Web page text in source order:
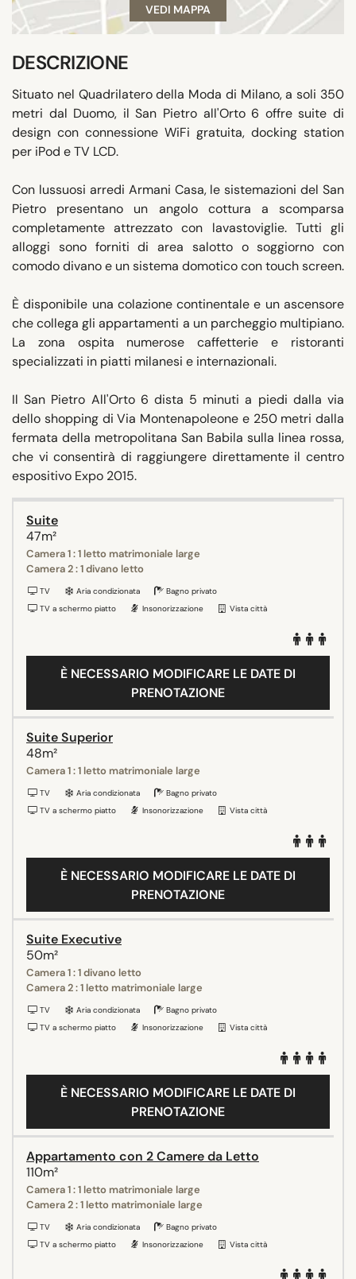
VEDI MAPPA
DESCRIZIONE
Situato nel Quadrilatero della Moda di Milano, a soli 350
metri dal Duomo, il San Pietro all'Orto 6 offre suite di
design con connessione WiFi gratuita, docking station
per iPod e TV LCD.
Con lussuosi arredi Armani Casa, le sistemazioni del San
Pietro presentano un angolo cottura a scomparsa
completamente attrezzato con lavastoviglie. Tutti gli
alloggi sono forniti di area salotto o soggiorno con
comodo divano e un sistema domotico con touch screen.
È disponibile una colazione continentale e un ascensore
che collega gli appartamenti a un parcheggio multipiano.
La zona ospita numerose caffetterie e ristoranti
specializzati in piatti milanesi e internazionali.
Il San Pietro All'Orto 6 dista 5 minuti a piedi dalla via
dello shopping di Via Montenapoleone e 250 metri dalla
fermata della metropolitana San Babila sulla linea rossa,
che vi consentirà di raggiungere direttamente il centro
espositivo Expo 2015.
Suite
47m²
Camera 1 : 1 letto matrimoniale large
Camera 2 : 1 divano letto
TV Aria condizionata
Bagno privato
TV a schermo piatto
Insonorizzazione Vista città
È NECESSARIO MODIFICARE LE DATE DI
PRENOTAZIONE
Suite Superior
48m²
Camera 1 : 1 letto matrimoniale large
TV Aria condizionata
Bagno privato
TV a schermo piatto
Insonorizzazione Vista città
È NECESSARIO MODIFICARE LE DATE DI
PRENOTAZIONE
Suite Executive
50m²
Camera 1 : 1 divano letto
Camera 2 : 1 letto matrimoniale large
TV Aria condizionata
Bagno privato
TV a schermo piatto
Insonorizzazione Vista città
È NECESSARIO MODIFICARE LE DATE DI
PRENOTAZIONE
Appartamento con 2 Camere da Letto
110m²
Camera 1 : 1 letto matrimoniale large
Camera 2 : 1 letto matrimoniale large
TV Aria condizionata
Bagno privato
TV a schermo piatto
Insonorizzazione Vista città